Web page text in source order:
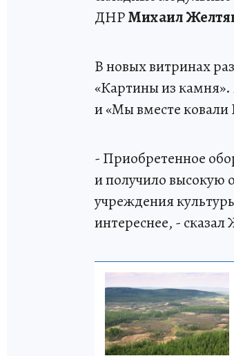
ДНРМихаил
В новых витринах
«Картины из
и «Мы вместе ковали
- Приобретенное
и получило высокую
учреждения
интереснее, - сказал